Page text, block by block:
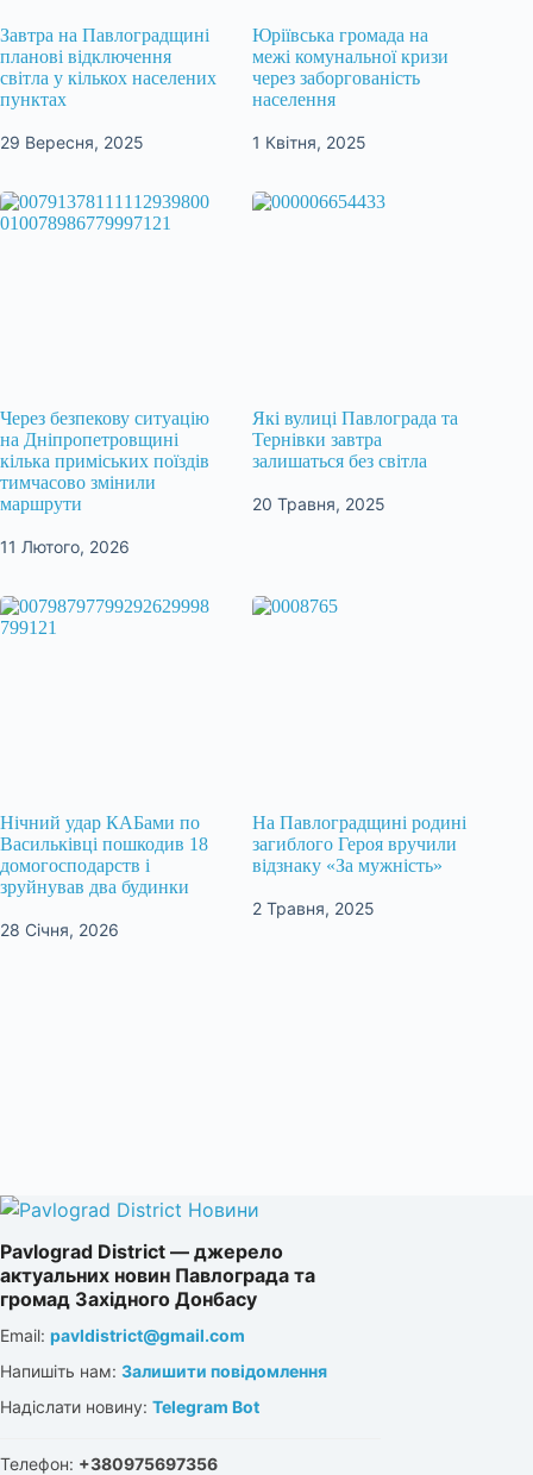
Завтра на Павлоградщині
планові відключення
світла у кількох населених
пунктах
29 Вересня, 2025
Юріївська громада на
межі комунальної кризи
через заборгованість
населення
1 Квітня, 2025
Через безпекову ситуацію
на Дніпропетровщині
кілька приміських поїздів
тимчасово змінили
маршрути
11 Лютого, 2026
Які вулиці Павлограда та
Тернівки завтра
залишаться без світла
20 Травня, 2025
Нічний удар КАБами по
Васильківці пошкодив 18
домогосподарств і
зруйнував два будинки
28 Січня, 2026
На Павлоградщині родині
загиблого Героя вручили
відзнаку «За мужність»
2 Травня, 2025
Pavlograd District — джерело
актуальних новин Павлограда та
громад Західного Донбасу
Email: pavldistrict@gmail.com
Напишіть нам: Залишити повідомлення
Надіслати новину: Telegram Bot
Телефон: +380975697356